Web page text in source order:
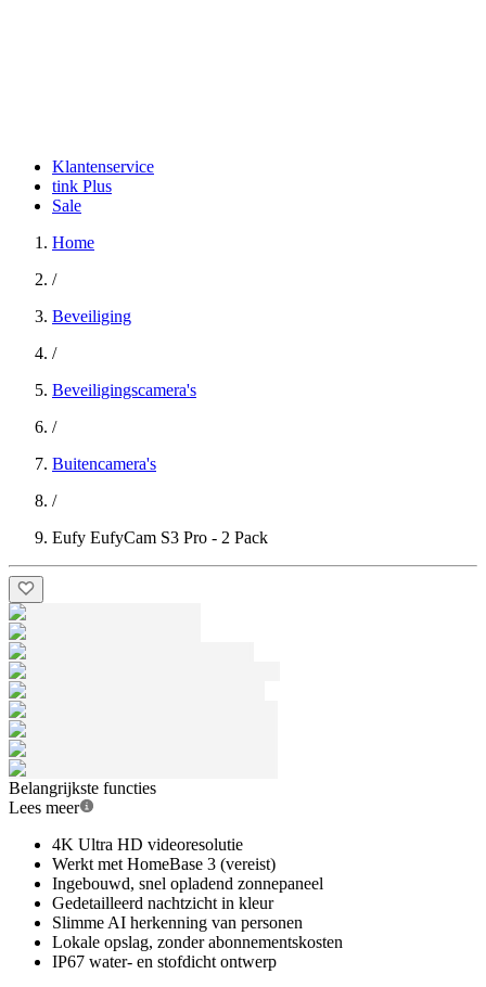
Klantenservice
tink Plus
Sale
Home
/
Beveiliging
/
Beveiligingscamera's
/
Buitencamera's
/
Eufy EufyCam S3 Pro - 2 Pack
Belangrijkste functies
Lees meer
4K Ultra HD videoresolutie
Werkt met HomeBase 3 (vereist)
Ingebouwd, snel opladend zonnepaneel
Gedetailleerd nachtzicht in kleur
Slimme AI herkenning van personen
Lokale opslag, zonder abonnementskosten
IP67 water- en stofdicht ontwerp